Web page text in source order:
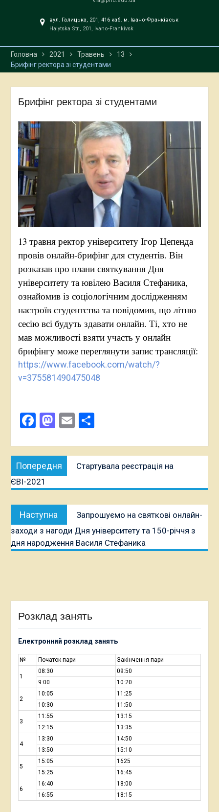
вул. Галицька, 201, 416 каб. м. Івано-Франківськ
Halytska Str., 201, Ivano-Frankivsk
Головна 2021 Травень
13
Брифінг ректора зі студентами
Брифінг ректора зі студентами
13 травня ректор університету Ігор Цепенда
провів онлайн-брифінг для студентів. Він
розказав про плани святкування Дня
університету та ювілею Василя Стефаника,
ознайомив із соціологічним дослідженням
настроїв студентства та повідомив, що літню
сесію всі будуть здавати онлайн. Ті, хто не
мав можливості взяти участь у онлайн
брифінгу може переглянути запис трансляції:
https://www.facebook.com/watch/?
v=375581490475048
Facebook
Mastodon
EmailПоділитися
Навігація
записів
Попередня
публікація:
Стартувала реєстрація на
ЄВІ-2021
Наступна
публікація:
Запрошуємо на святкові онлайн-
заходи з нагоди Дня університету та 150-річчя з
дня народження Василя Стефаника
Розклад занять
Електронний розклад занять
№ Початок пари Закінчення пари
1
08:30
09:50
9:00
10:20
2
10:05
11:25
10:30
11:50
3
11:55
13:15
12:15
13:35
4
13:30
14:50
13:50
15:10
5
15:05
1625
15:25
16:45
6
16:40
18:00
16:55
18:15